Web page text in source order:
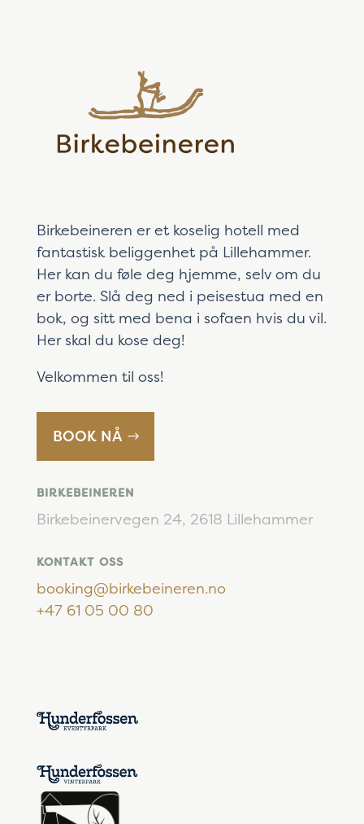
Birkebeineren er et koselig hotell med
fantastisk beliggenhet på Lillehammer.
Her kan du føle deg hjemme, selv om du
er borte. Slå deg ned i peisestua med en
bok, og sitt med bena i sofaen hvis du vil.
Her skal du kose deg!
Velkommen til oss!
BOOK NÅ
BIRKEBEINEREN
Birkebeinervegen 24, 2618 Lillehammer
KONTAKT OSS
booking@birkebeineren.no
+47 61 05 00 80